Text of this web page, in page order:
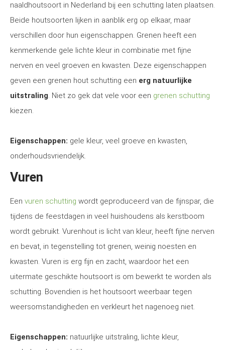
naaldhoutsoort in Nederland bij een schutting laten plaatsen.
Beide houtsoorten lijken in aanblik erg op elkaar, maar
verschillen door hun eigenschappen. Grenen heeft een
kenmerkende gele lichte kleur in combinatie met fijne
nerven en veel groeven en kwasten. Deze eigenschappen
geven een grenen hout schutting een erg natuurlijke
uitstraling. Niet zo gek dat vele voor een grenen schutting
kiezen.
Eigenschappen: gele kleur, veel groeve en kwasten,
onderhoudsvriendelijk.
Vuren
Een vuren schutting wordt geproduceerd van de fijnspar, die
tijdens de feestdagen in veel huishoudens als kerstboom
wordt gebruikt. Vurenhout is licht van kleur, heeft fijne nerven
en bevat, in tegenstelling tot grenen, weinig noesten en
kwasten. Vuren is erg fijn en zacht, waardoor het een
uitermate geschikte houtsoort is om bewerkt te worden als
schutting. Bovendien is het houtsoort weerbaar tegen
weersomstandigheden en verkleurt het nagenoeg niet.
Eigenschappen: natuurlijke uitstraling, lichte kleur,